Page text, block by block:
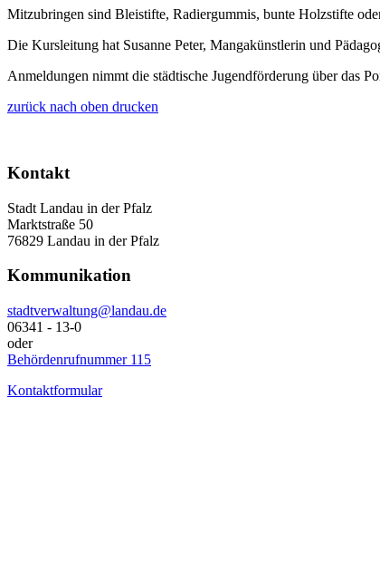
Mitzubringen sind Bleistifte, Radiergummis, bunte Holzstifte
Die Kursleitung hat Susanne Peter, Mangakünstlerin und
Anmeldungen nimmt die städtische Jugendförderung über das
zurück nach oben drucken
Kontakt
Stadt Landau in der Pfalz
Marktstraße 50
76829 Landau in der Pfalz
Kommunikation
stadtverwaltung@landau.de
06341 - 13-0
oder
Behördenrufnummer 115
Kontaktformular